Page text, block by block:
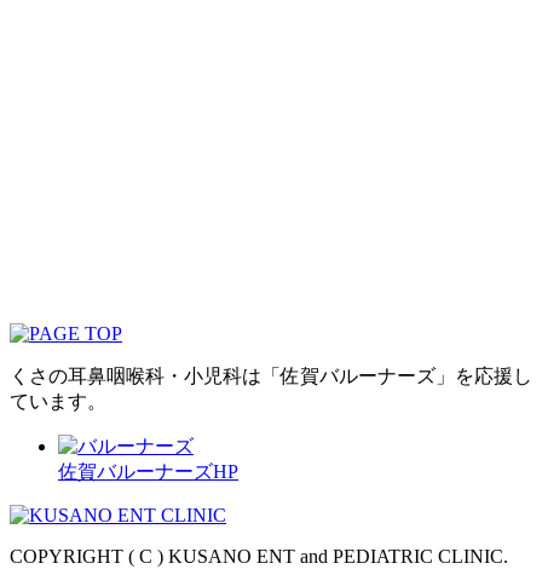
くさの耳鼻咽喉科・小児科は「佐賀バルーナーズ」を応援し
ています。
佐賀バルーナーズHP
COPYRIGHT ( C ) KUSANO ENT and PEDIATRIC CLINIC.